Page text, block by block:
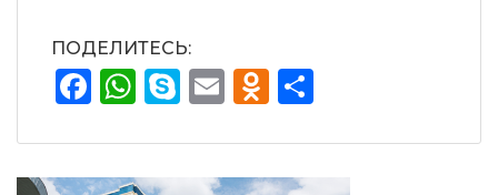
ПОДЕЛИТЕСЬ:
Facebook
WhatsApp
Skype
Email